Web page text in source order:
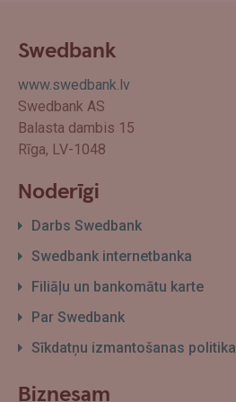
Swedbank
www.swedbank.lv
Swedbank AS
Balasta dambis 15
Rīga, LV-1048
Noderīgi
Darbs Swedbank
Swedbank internetbanka
Filiāļu un bankomātu karte
Par Swedbank
Sīkdatņu izmantošanas politika
Biznesam